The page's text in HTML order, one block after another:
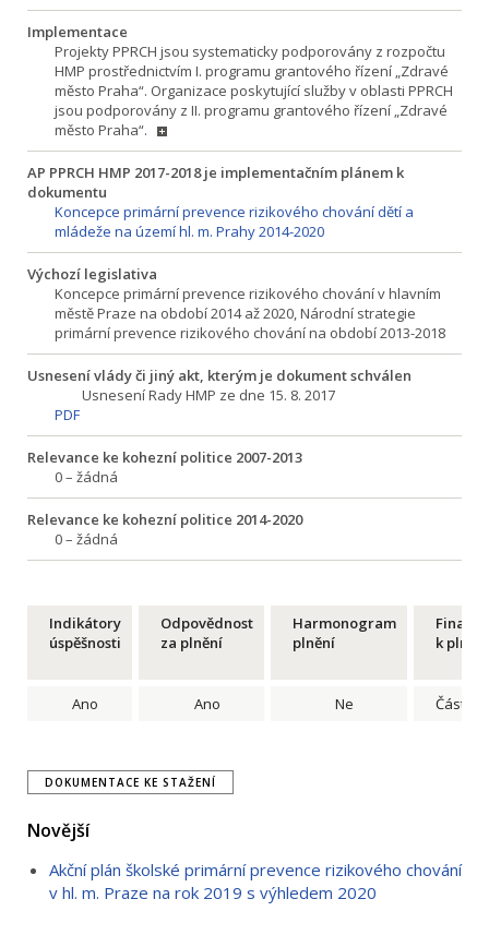
Implementace
Projekty PPRCH jsou systematicky podporovány z rozpočtu
HMP prostřednictvím I. programu grantového řízení „Zdravé
město Praha“. Organizace poskytující služby v oblasti PPRCH
jsou podporovány z II. programu grantového řízení „Zdravé
město Praha“.
AP PPRCH HMP 2017-2018 je implementačním plánem k
dokumentu
Koncepce primární prevence rizikového chování dětí a
mládeže na území hl. m. Prahy 2014-2020
Výchozí legislativa
Koncepce primární prevence rizikového chování v hlavním
městě Praze na období 2014 až 2020, Národní strategie
primární prevence rizikového chování na období 2013-2018
Usnesení vlády či jiný akt, kterým je dokument schválen
Usnesení Rady HMP ze dne 15. 8. 2017
PDF
Relevance ke kohezní politice 2007-2013
0 – žádná
Relevance ke kohezní politice 2014-2020
0 – žádná
Indikátory
úspěšnosti
Odpovědnost
za plnění
Harmonogram
plnění
Finance
k plnění
Ano Ano Ne
DOKUMENTACE KE STAŽENÍ
Novější
Akční plán školské primární prevence rizikového chování
v hl. m. Praze na rok 2019 s výhledem 2020